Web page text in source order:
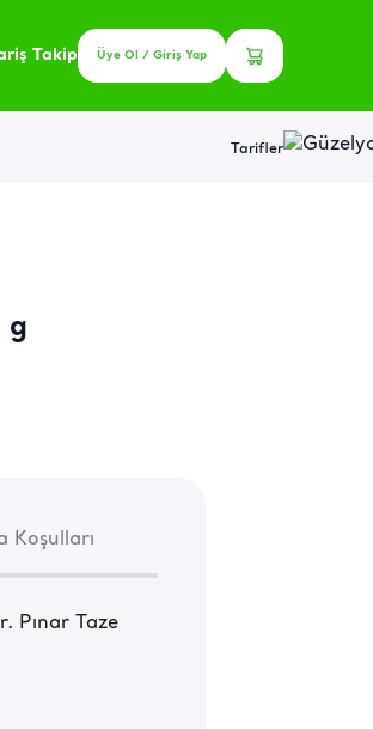
Takip Üye Ol / Giriş Yap
Tarifler
g
Koşulları
Pınar Taze